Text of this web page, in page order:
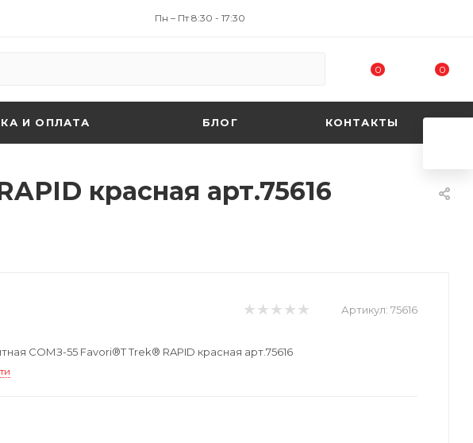
Пн – Пт 8:30 - 17:30
0 0
И ОПЛАТА БЛОГ КОНТАКТЫ
красная арт.75616
Артикул: 75616
СОМЗ-55 Favori®Т Trek® RAPID красная арт.75616